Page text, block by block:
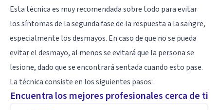
Esta técnica es muy recomendada sobre todo para evitar
los síntomas de la segunda fase de la respuesta a la sangre,
especialmente los desmayos. En caso de que no se pueda
evitar el desmayo, al menos se evitará que la persona se
lesione, dado que se encontrará sentada cuando esto pase.
La técnica consiste en los siguientes pasos:
Encuentra los mejores profesionales cerca de ti